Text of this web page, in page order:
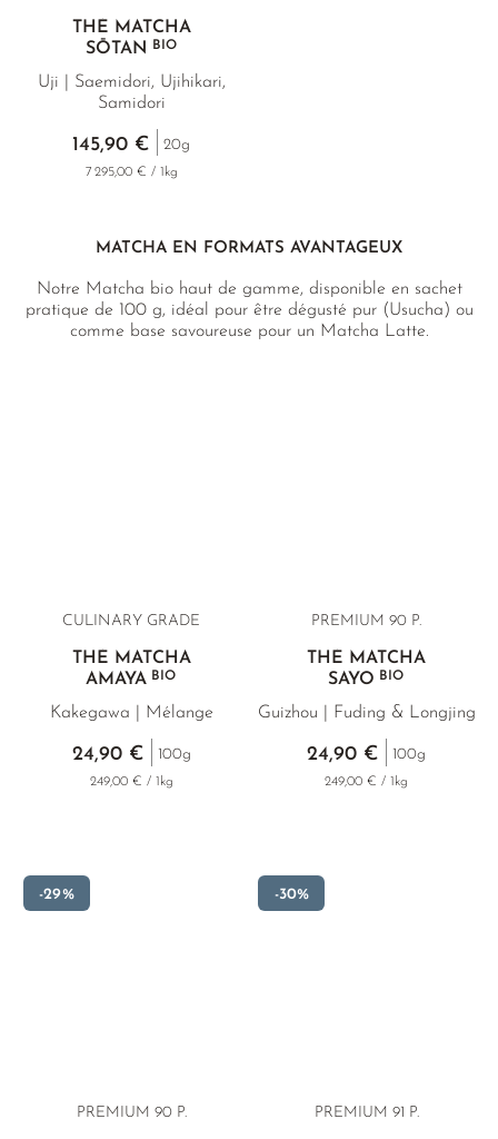
THÉ MATCHA
SŌTAN
BIO
Uji | Saemidori, Ujihikari,
Samidori
145,90 € 20g
7 295,00 € / 1kg
MATCHA EN FORMATS AVANTAGEUX
Notre Matcha bio haut de gamme, disponible en sachet
pratique de 100 g, idéal pour être dégusté pur (Usucha) ou
comme base savoureuse pour un Matcha Latte.
CULINARY GRADE
THÉ MATCHA
AMAYABIO
Kakegawa | Mélange
24,90 € 100g
249,00 € / 1kg
PREMIUM 90 P.
THÉ MATCHA
SAYOBIO
Guizhou | Fuding & Longjing
24,90 € 100g
249,00 € / 1kg
-29%
PREMIUM 90 P.
-30%
PREMIUM 91 P.